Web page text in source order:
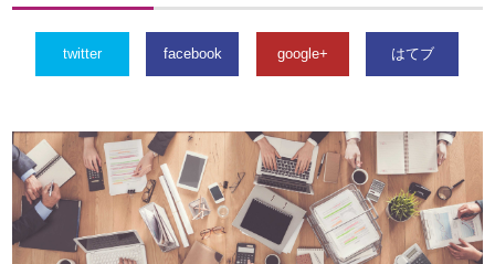
twitter facebook google+ はてブ